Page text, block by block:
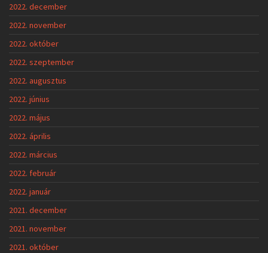
2022. december
2022. november
2022. október
2022. szeptember
2022. augusztus
2022. június
2022. május
2022. április
2022. március
2022. február
2022. január
2021. december
2021. november
2021. október